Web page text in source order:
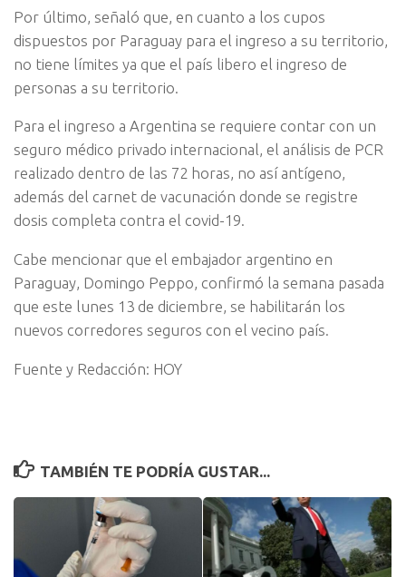
Por último, señaló que, en cuanto a los cupos
dispuestos por Paraguay para el ingreso a su territorio,
no tiene límites ya que el país libero el ingreso de
personas a su territorio.
Para el ingreso a Argentina se requiere contar con un
seguro médico privado internacional, el análisis de PCR
realizado dentro de las 72 horas, no así antígeno,
además del carnet de vacunación donde se registre
dosis completa contra el covid-19.
Cabe mencionar que el embajador argentino en
Paraguay, Domingo Peppo, confirmó la semana pasada
que este lunes 13 de diciembre, se habilitarán los
nuevos corredores seguros con el vecino país.
Fuente y Redacción: HOY
TAMBIÉN TE PODRÍA GUSTAR...